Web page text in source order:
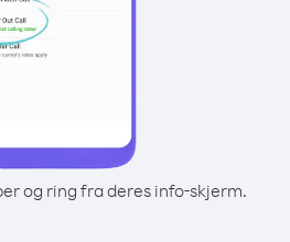
og ring fra deres info-skjerm.